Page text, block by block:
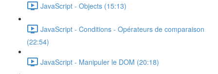
JavaScript - Objects (15:13)
JavaScript - Conditions - Opérateurs de comparaison
(22:54)
JavaScript - Manipuler le DOM (20:18)